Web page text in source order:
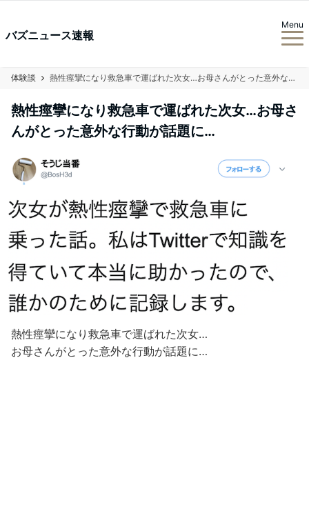
バズニュース速報
Menu
体験談 熱性痙攣になり救急車で運ばれた次女…お母さんがとった意外な行動が話題に…
熱性痙攣になり救急車で運ばれた次女…お母さ
んがとった意外な行動が話題に…
熱性痙攣になり救急車で運ばれた次女…
お母さんがとった意外な行動が話題に…